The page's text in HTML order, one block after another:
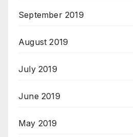
September 2019
August 2019
July 2019
June 2019
May 2019